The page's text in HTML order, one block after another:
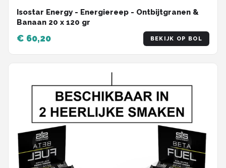
Isostar Energy - Energiereep - Ontbijtgranen &
Banaan 20 x 120 gr
€ 60,20 BEKIJK OP BOL